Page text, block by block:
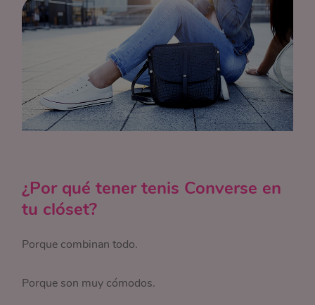
¿Por qué tener tenis Converse en
tu clóset?
Porque combinan todo.
Porque son muy cómodos.